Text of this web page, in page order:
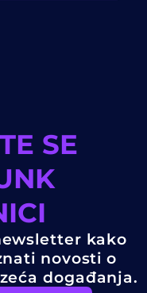
SE
kako
novosti o
događanja.